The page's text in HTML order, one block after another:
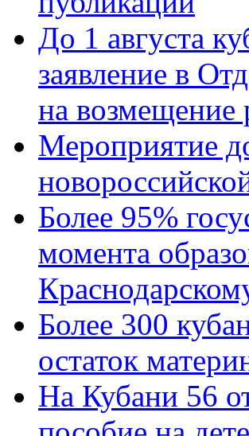
До 1 августа
заявление в
на возмещение
Мероприятие
Более 95%
момента
Более 300
остаток
На Кубани 56